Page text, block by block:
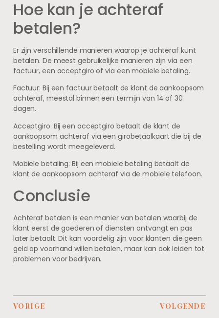
Hoe kan je achteraf
betalen?
Er zijn verschillende manieren waarop je achteraf kunt
betalen. De meest gebruikelijke manieren zijn via een
factuur, een acceptgiro of via een mobiele betaling.
Factuur: Bij een factuur betaalt de klant de aankoopsom
achteraf, meestal binnen een termijn van 14 of 30
dagen.
Acceptgiro: Bij een acceptgiro betaalt de klant de
aankoopsom achteraf via een girobetaalkaart die bij de
bestelling wordt meegeleverd.
Mobiele betaling: Bij een mobiele betaling betaalt de
klant de aankoopsom achteraf via de mobiele telefoon.
Conclusie
Achteraf betalen is een manier van betalen waarbij de
klant eerst de goederen of diensten ontvangt en pas
later betaalt. Dit kan voordelig zijn voor klanten die geen
geld op voorhand willen betalen, maar kan ook leiden tot
problemen voor bedrijven.
VORIGE VOLGENDE